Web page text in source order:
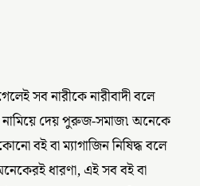
সব নারীকে নারীবাদী বলে
দেয় পুরুজ-সমাজ৷ অনেকে
বই বা ম্যাগাজিন নিষিদ্ধ বলে
ধারণা, এই সব বই বা